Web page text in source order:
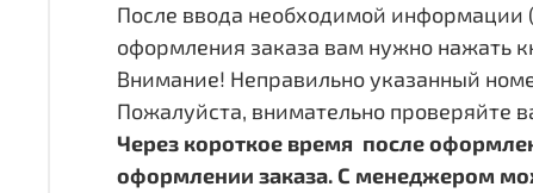
После ввода необходимой информации
оформления заказа вам нужно нажать
Внимание! Неправильно указанный
Пожалуйста, внимательно проверяйте
Через короткое время после
оформлении заказа. С менеджером